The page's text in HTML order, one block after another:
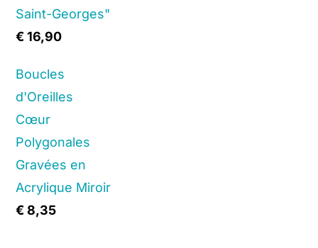
Saint-Georges"
€16,90
Boucles
d'Oreilles
Cœur
Polygonales
Gravées en
Acrylique Miroir
€8,35